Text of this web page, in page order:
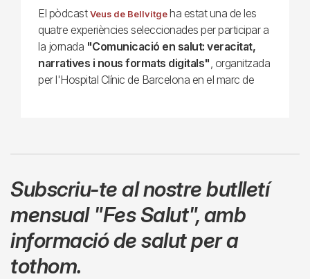
El pòdcast Veus de Bellvitgeha estat una de les
quatre experiències seleccionades per participar a
la jornada "Comunicació en salut: veracitat,
narratives i nous formats digitals" , organitzada
per l'Hospital Clínic de Barcelona en el marc de
Subscriu-te al nostre butlletí
mensual "Fes Salut",amb
informació de salut per a
tothom.